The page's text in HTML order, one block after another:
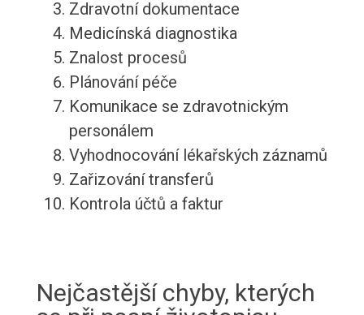
Zdravotní dokumentace
Medicínská diagnostika
Znalost procesů
Plánování péče
Komunikace se zdravotnickým
personálem
Vyhodnocování lékařských záznamů
Zařizování transferů
Kontrola účtů a faktur
Nejčastější chyby, kterých